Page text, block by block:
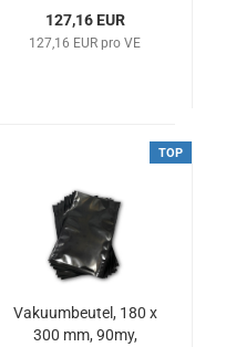
127,16 EUR
127,16 EUR pro VE
TOP
Vakuumbeutel, 180 x
300 mm, 90my,